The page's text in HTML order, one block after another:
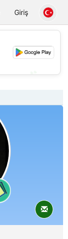
Giriş